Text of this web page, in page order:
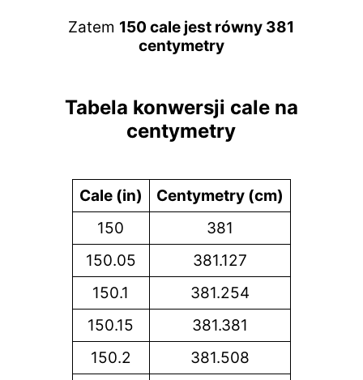
Zatem 150 cale jest równy 381
centymetry
Tabela konwersji cale na
centymetry
Cale (in)
Centymetry (cm)
150
381
150.05
381.127
150.1
381.254
150.15
381.381
150.2
381.508